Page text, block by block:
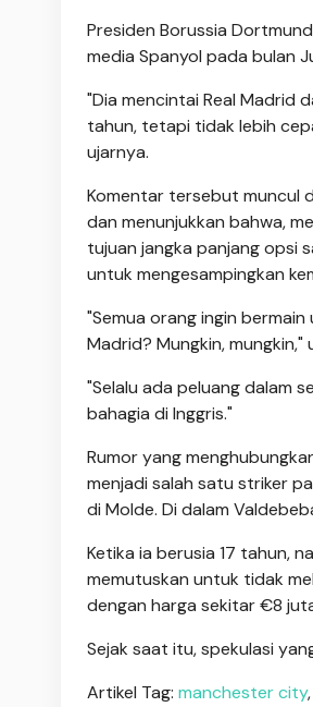
Presiden Borussia
media Spanyol pada bulan
"Dia mencintai Real Madrid
tahun, tetapi tidak lebih
ujarnya.
Komentar tersebut muncul
dan menunjukkan bahwa,
tujuan jangka panjang opsi
untuk mengesampingkan
"Semua orang ingin
Madrid? Mungkin, mungkin,"
"Selalu ada peluang dalam
bahagia di Inggris."
Rumor yang
menjadi salah satu striker
di Molde. Di dalam
Ketika ia berusia 17 tahun,
memutuskan untuk tidak
dengan harga sekitar €8
Sejak saat itu, spekulasi
Artikel Tag: manchester city,